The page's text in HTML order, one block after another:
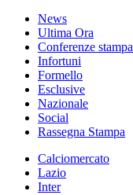
News
Ultima Ora
Conferenze stampa
Infortuni
Formello
Esclusive
Nazionale
Social
Rassegna Stampa
Calciomercato
Lazio
Inter